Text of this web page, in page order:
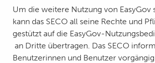
Um die weitere Nutzung von EasyGov
kann das SECO all seine Rechte und
gestützt auf die EasyGov-
an Dritte übertragen. Das SECO
Benutzerinnen und Benutzer